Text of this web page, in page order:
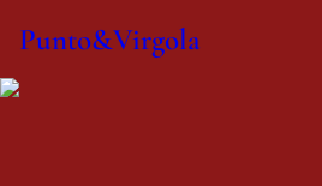
Punto&Virgola